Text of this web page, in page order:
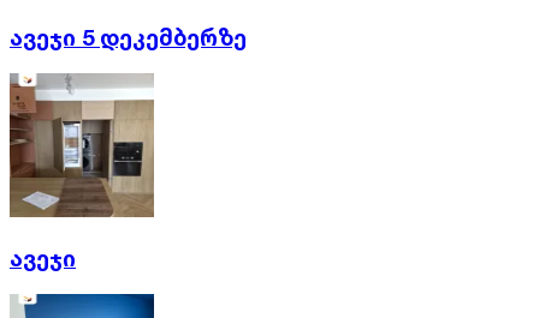
ავეჯი 5 დეკემბერზე
ავეჯი